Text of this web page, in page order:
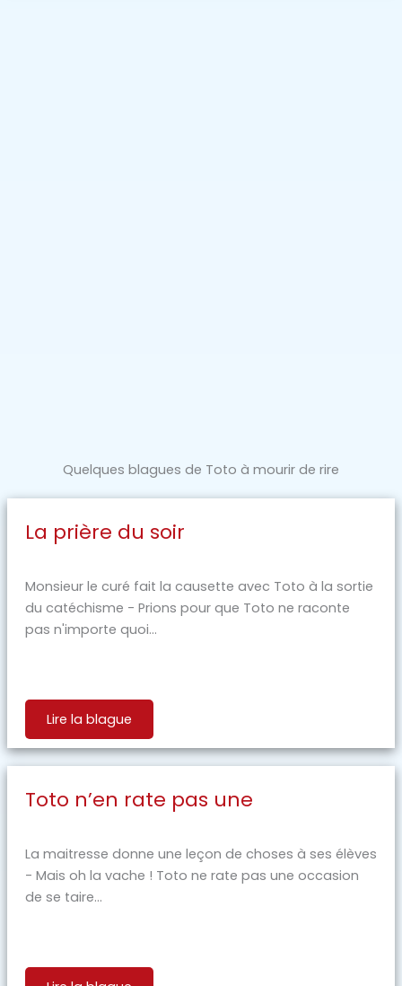
Quelques blagues de Toto à mourir de rire
La prière du soir
Monsieur le curé fait la causette avec Toto à la sortie
du catéchisme - Prions pour que Toto ne raconte
pas n'importe quoi...
Lire la blague
Toto n’en rate pas une
La maitresse donne une leçon de choses à ses élèves
- Mais oh la vache ! Toto ne rate pas une occasion
de se taire...